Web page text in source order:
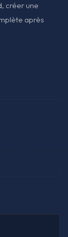
créer une
après